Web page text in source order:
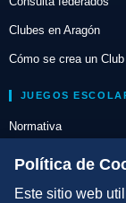
Clubes en Aragón
Cómo se crea un Club
JUEGOS
Normativa
Escuelas de Triatlón
DIRECCIÓN
Política de
Este sitio web